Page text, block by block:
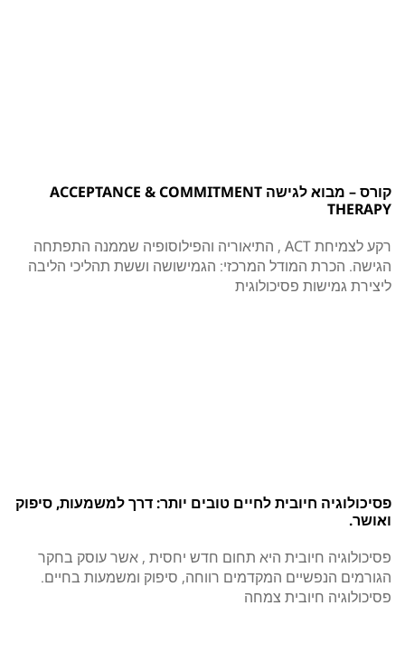
קורס – מבוא לגישה ACCEPTANCE & COMMITMENT
THERAPY
רקע לצמיחת ACT , התיאוריה והפילוסופיה שממנה התפתחה
הגישה. הכרת המודל המרכזי: הגמישושה וששת תהליכי הליבה
ליצירת גמישות פסיכולוגית
פסיכולוגיה חיובית לחיים טובים יותר: דרך למשמעות, סיפוק
ואושר.
פסיכולוגיה חיובית היא תחום חדש יחסית , אשר עוסק בחקר
הגורמים הנפשיים המקדמים רווחה, סיפוק ומשמעות בחיים.
פסיכולוגיה חיובית צמחה